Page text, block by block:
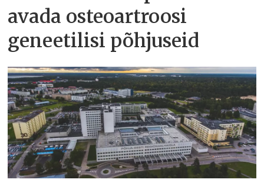
avada osteoartroosi
geneetilisi põhjuseid